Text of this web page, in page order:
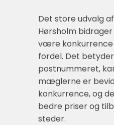
Det store udvalg
Hørsholm
være konkurrence
fordel. Det
postnummeret,
mæglerne er
konkurrence, og
bedre priser og
steder.